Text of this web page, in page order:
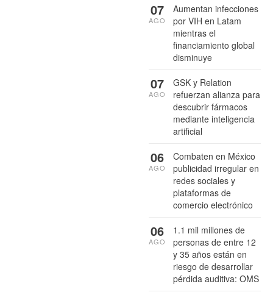
Aumentan infecciones
por VIH en Latam
mientras el
financiamiento global
disminuye
07
AGO
GSK y Relation
refuerzan alianza para
descubrir fármacos
mediante inteligencia
artificial
07
AGO
Combaten en México
publicidad irregular en
redes sociales y
plataformas de
comercio electrónico
06
AGO
1.1 mil millones de
personas de entre 12
y 35 años están en
riesgo de desarrollar
pérdida auditiva: OMS
06
AGO